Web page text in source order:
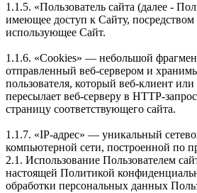
1.1.5. «Пользователь сайта (далее ‑
имеющее доступ к Сайту, посредством
использующее Сайт.
1.1.6. «Cookies» — небольшой
отправленный веб-сервером и
пользователя, который веб-клиент
пересылает веб-серверу в HTTP-
страницу соответствующего сайта.
1.1.7. «IP-адрес» — уникальный
компьютерной сети, построенной по
2.1. Использование Пользователем
настоящей Политикой
обработки персональных данных